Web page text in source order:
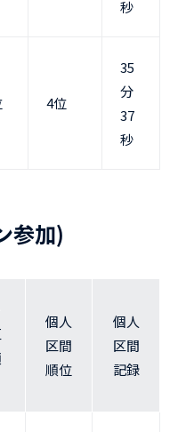
秒
4位
35
分
37
秒
参加)
個人
区間
順位
個人
区間
記録